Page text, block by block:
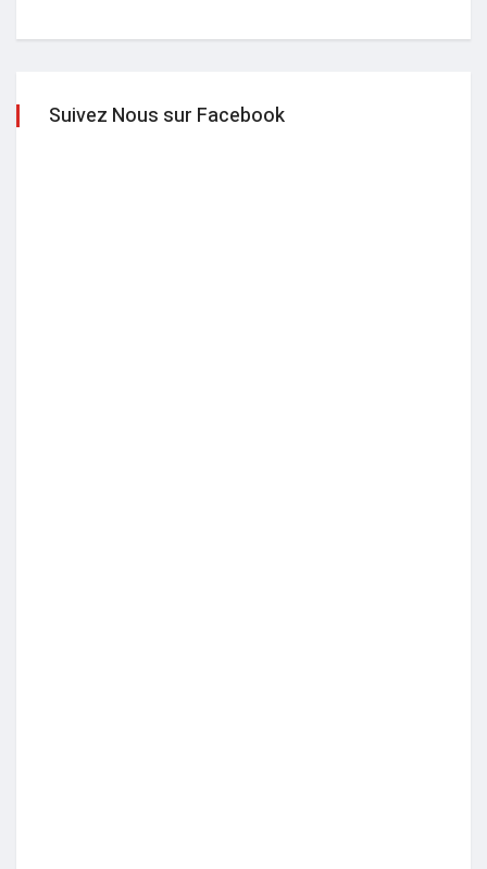
Suivez Nous sur Facebook